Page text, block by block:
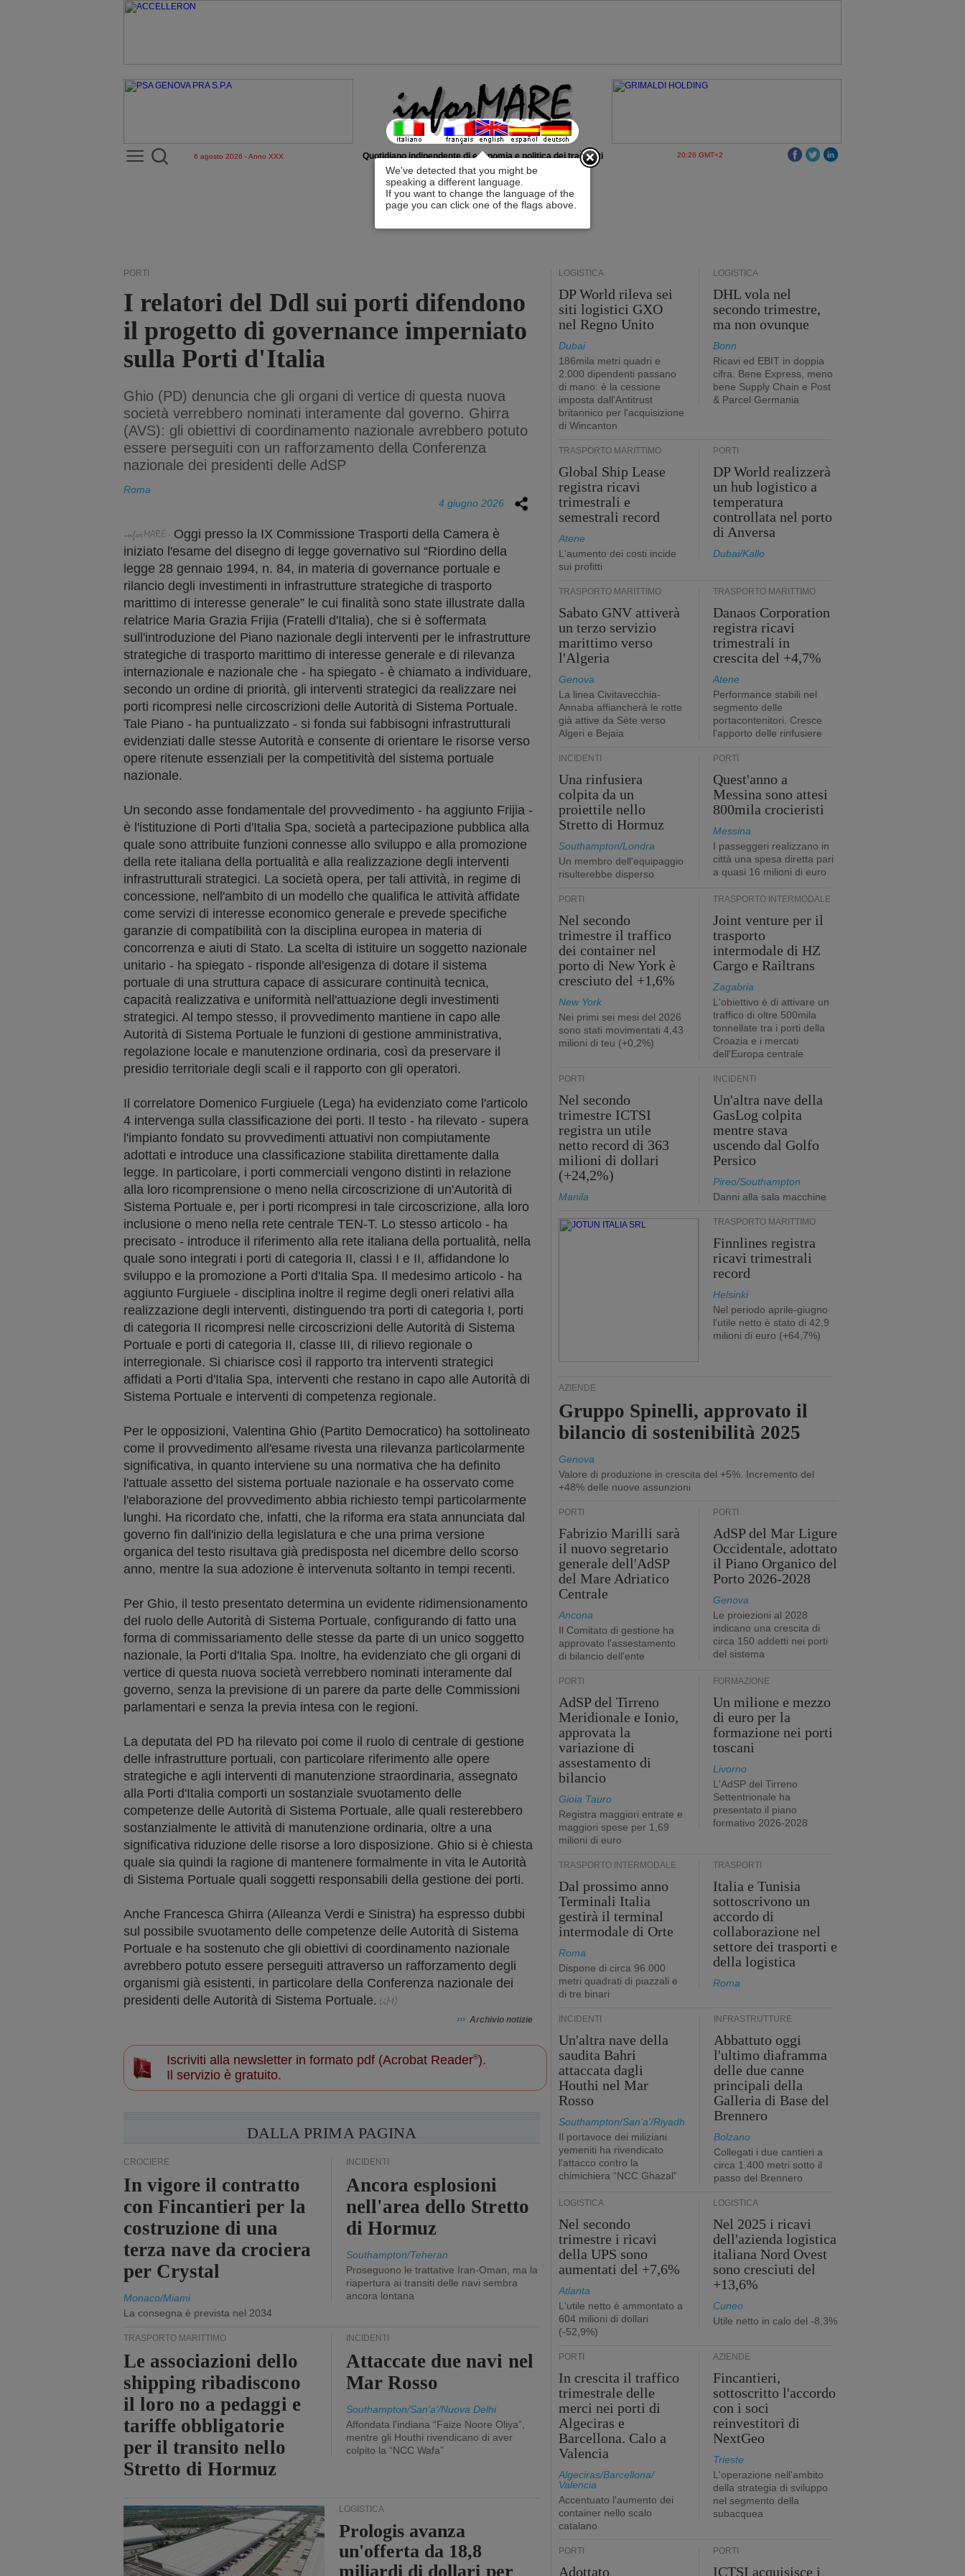
We've detected that you might be
speaking a different language.
If you want to change the language of the
page you can click one of the flags above.
x
6 agosto 2026 - Anno XXX Quotidiano indipendente di economia e politica dei trasporti 20:26 GMT+2
PORTI
I relatori del Ddl sui porti difendono
il progetto di governance imperniato
sulla Porti d'Italia
Ghio (PD) denuncia che gli organi di vertice di questa nuova
società verrebbero nominati interamente dal governo. Ghirra
(AVS): gli obiettivi di coordinamento nazionale avrebbero potuto
essere perseguiti con un rafforzamento della Conferenza
nazionale dei presidenti delle AdSP
Roma
4 giugno 2026
Oggi presso la IX Commissione Trasporti della Camera è
iniziato l'esame del disegno di legge governativo sul “Riordino della
legge 28 gennaio 1994, n. 84, in materia di governance portuale e
rilancio degli investimenti in infrastrutture strategiche di trasporto
marittimo di interesse generale” le cui finalità sono state illustrate dalla
relatrice Maria Grazia Frijia (Fratelli d'Italia), che si è soffermata
sull'introduzione del Piano nazionale degli interventi per le infrastrutture
strategiche di trasporto marittimo di interesse generale e di rilevanza
internazionale e nazionale che - ha spiegato - è chiamato a individuare,
secondo un ordine di priorità, gli interventi strategici da realizzare nei
porti ricompresi nelle circoscrizioni delle Autorità di Sistema Portuale.
Tale Piano - ha puntualizzato - si fonda sui fabbisogni infrastrutturali
evidenziati dalle stesse Autorità e consente di orientare le risorse verso
opere ritenute essenziali per la competitività del sistema portuale
nazionale.
Un secondo asse fondamentale del provvedimento - ha aggiunto Frijia -
è l'istituzione di Porti d'Italia Spa, società a partecipazione pubblica alla
quale sono attribuite funzioni connesse allo sviluppo e alla promozione
della rete italiana della portualità e alla realizzazione degli interventi
infrastrutturali strategici. La società opera, per tali attività, in regime di
concessione, nell'ambito di un modello che qualifica le attività affidate
come servizi di interesse economico generale e prevede specifiche
garanzie di compatibilità con la disciplina europea in materia di
concorrenza e aiuti di Stato. La scelta di istituire un soggetto nazionale
unitario - ha spiegato - risponde all'esigenza di dotare il sistema
portuale di una struttura capace di assicurare continuità tecnica,
capacità realizzativa e uniformità nell'attuazione degli investimenti
strategici. Al tempo stesso, il provvedimento mantiene in capo alle
Autorità di Sistema Portuale le funzioni di gestione amministrativa,
regolazione locale e manutenzione ordinaria, così da preservare il
presidio territoriale degli scali e il rapporto con gli operatori.
Il correlatore Domenico Furgiuele (Lega) ha evidenziato come l'articolo
4 intervenga sulla classificazione dei porti. Il testo - ha rilevato - supera
l'impianto fondato su provvedimenti attuativi non compiutamente
adottati e introduce una classificazione stabilita direttamente dalla
legge. In particolare, i porti commerciali vengono distinti in relazione
alla loro ricomprensione o meno nella circoscrizione di un'Autorità di
Sistema Portuale e, per i porti ricompresi in tale circoscrizione, alla loro
inclusione o meno nella rete centrale TEN-T. Lo stesso articolo - ha
precisato - introduce il riferimento alla rete italiana della portualità, nella
quale sono integrati i porti di categoria II, classi I e II, affidandone lo
sviluppo e la promozione a Porti d'Italia Spa. Il medesimo articolo - ha
aggiunto Furgiuele - disciplina inoltre il regime degli oneri relativi alla
realizzazione degli interventi, distinguendo tra porti di categoria I, porti
di categoria II ricompresi nelle circoscrizioni delle Autorità di Sistema
Portuale e porti di categoria II, classe III, di rilievo regionale o
interregionale. Si chiarisce così il rapporto tra interventi strategici
affidati a Porti d'Italia Spa, interventi che restano in capo alle Autorità di
Sistema Portuale e interventi di competenza regionale.
Per le opposizioni, Valentina Ghio (Partito Democratico) ha sottolineato
come il provvedimento all'esame rivesta una rilevanza particolarmente
significativa, in quanto interviene su una normativa che ha definito
l'attuale assetto del sistema portuale nazionale e ha osservato come
l'elaborazione del provvedimento abbia richiesto tempi particolarmente
lunghi. Ha ricordato che, infatti, che la riforma era stata annunciata dal
governo fin dall'inizio della legislatura e che una prima versione
organica del testo risultava già predisposta nel dicembre dello scorso
anno, mentre la sua adozione è intervenuta soltanto in tempi recenti.
Per Ghio, il testo presentato determina un evidente ridimensionamento
del ruolo delle Autorità di Sistema Portuale, configurando di fatto una
forma di commissariamento delle stesse da parte di un unico soggetto
nazionale, la Porti d'Italia Spa. Inoltre, ha evidenziato che gli organi di
vertice di questa nuova società verrebbero nominati interamente dal
governo, senza la previsione di un parere da parte delle Commissioni
parlamentari e senza la previa intesa con le regioni.
La deputata del PD ha rilevato poi come il ruolo di centrale di gestione
delle infrastrutture portuali, con particolare riferimento alle opere
strategiche e agli interventi di manutenzione straordinaria, assegnato
alla Porti d'Italia comporti un sostanziale svuotamento delle
competenze delle Autorità di Sistema Portuale, alle quali resterebbero
sostanzialmente le attività di manutenzione ordinaria, oltre a una
significativa riduzione delle risorse a loro disposizione. Ghio si è chiesta
quale sia quindi la ragione di mantenere formalmente in vita le Autorità
di Sistema Portuale quali soggetti responsabili della gestione dei porti.
Anche Francesca Ghirra (Alleanza Verdi e Sinistra) ha espresso dubbi
sul possibile svuotamento delle competenze delle Autorità di Sistema
Portuale e ha sostenuto che gli obiettivi di coordinamento nazionale
avrebbero potuto essere perseguiti attraverso un rafforzamento degli
organismi già esistenti, in particolare della Conferenza nazionale dei
presidenti delle Autorità di Sistema Portuale.
››› Archivio notizie
Iscriviti alla newsletter in formato pdf (Acrobat Reader®).
Il servizio è gratuito.
DALLA PRIMA PAGINA
CROCIERE
In vigore il contratto
con Fincantieri per la
costruzione di una
terza nave da crociera
per Crystal
Monaco/Miami
La consegna è prevista nel 2034
INCIDENTI
Ancora esplosioni
nell'area dello Stretto
di Hormuz
Southampton/Teheran
Proseguono le trattative Iran-Oman, ma la
riapertura ai transiti delle navi sembra
ancora lontana
TRASPORTO MARITTIMO
Le associazioni dello
shipping ribadiscono
il loro no a pedaggi e
tariffe obbligatorie
per il transito nello
Stretto di Hormuz
INCIDENTI
Attaccate due navi nel
Mar Rosso
Southampton/San'a'/Nuova Delhi
Affondata l'indiana “Faize Noore Oliya”,
mentre gli Houthi rivendicano di aver
colpito la “NCC Wafa”
LOGISTICA
Prologis avanza
un'offerta da 18,8
miliardi di dollari per
LOGISTICA
DP World rileva sei
siti logistici GXO
nel Regno Unito
Dubai
186mila metri quadri e
2.000 dipendenti passano
di mano: è la cessione
imposta dall'Antitrust
britannico per l'acquisizione
di Wincanton
LOGISTICA
DHL vola nel
secondo trimestre,
ma non ovunque
Bonn
Ricavi ed EBIT in doppia
cifra. Bene Express, meno
bene Supply Chain e Post
& Parcel Germania
TRASPORTO MARITTIMO
Global Ship Lease
registra ricavi
trimestrali e
semestrali record
Atene
L'aumento dei costi incide
sui profitti
PORTI
DP World realizzerà
un hub logistico a
temperatura
controllata nel porto
di Anversa
Dubai/Kallo
TRASPORTO MARITTIMO
Sabato GNV attiverà
un terzo servizio
marittimo verso
l'Algeria
Genova
La linea Civitavecchia-
Annaba affiancherà le rotte
già attive da Sète verso
Algeri e Bejaia
TRASPORTO MARITTIMO
Danaos Corporation
registra ricavi
trimestrali in
crescita del +4,7%
Atene
Performance stabili nel
segmento delle
portacontenitori. Cresce
l'apporto delle rinfusiere
INCIDENTI
Una rinfusiera
colpita da un
proiettile nello
Stretto di Hormuz
Southampton/Londra
Un membro dell'equipaggio
risulterebbe disperso
PORTI
Quest'anno a
Messina sono attesi
800mila crocieristi
Messina
I passeggeri realizzano in
città una spesa diretta pari
a quasi 16 milioni di euro
PORTI
Nel secondo
trimestre il traffico
dei container nel
porto di New York è
cresciuto del +1,6%
New York
Nei primi sei mesi del 2026
sono stati movimentati 4,43
milioni di teu (+0,2%)
TRASPORTO INTERMODALE
Joint venture per il
trasporto
intermodale di HZ
Cargo e Railtrans
Zagabria
L'obiettivo è di attivare un
traffico di oltre 500mila
tonnellate tra i porti della
Croazia e i mercati
dell'Europa centrale
PORTI
Nel secondo
trimestre ICTSI
registra un utile
netto record di 363
milioni di dollari
(+24,2%)
Manila
INCIDENTI
Un'altra nave della
GasLog colpita
mentre stava
uscendo dal Golfo
Persico
Pireo/Southampton
Danni alla sala macchine
TRASPORTO MARITTIMO
Finnlines registra
ricavi trimestrali
record
Helsinki
Nel periodo aprile-giugno
l'utile netto è stato di 42,9
milioni di euro (+64,7%)
AZIENDE
Gruppo Spinelli, approvato il
bilancio di sostenibilità 2025
Genova
Valore di produzione in crescita del +5%. Incremento del
+48% delle nuove assunzioni
PORTI
Fabrizio Marilli sarà
il nuovo segretario
generale dell'AdSP
del Mare Adriatico
Centrale
Ancona
Il Comitato di gestione ha
approvato l'assestamento
di bilancio dell'ente
PORTI
AdSP del Mar Ligure
Occidentale, adottato
il Piano Organico del
Porto 2026-2028
Genova
Le proiezioni al 2028
indicano una crescita di
circa 150 addetti nei porti
del sistema
PORTI
AdSP del Tirreno
Meridionale e Ionio,
approvata la
variazione di
assestamento di
bilancio
Gioia Tauro
Registra maggiori entrate e
maggiori spese per 1,69
milioni di euro
FORMAZIONE
Un milione e mezzo
di euro per la
formazione nei porti
toscani
Livorno
L'AdSP del Tirreno
Settentrionale ha
presentato il piano
formativo 2026-2028
TRASPORTO INTERMODALE
Dal prossimo anno
Terminali Italia
gestirà il terminal
intermodale di Orte
Roma
Dispone di circa 96.000
metri quadrati di piazzali e
di tre binari
TRASPORTI
Italia e Tunisia
sottoscrivono un
accordo di
collaborazione nel
settore dei trasporti e
della logistica
Roma
INCIDENTI
Un'altra nave della
saudita Bahri
attaccata dagli
Houthi nel Mar
Rosso
Southampton/San'a'/Riyadh
Il portavoce dei miliziani
yemeniti ha rivendicato
l'attacco contro la
chimichiera “NCC Ghazal”
INFRASTRUTTURE
Abbattuto oggi
l'ultimo diaframma
delle due canne
principali della
Galleria di Base del
Brennero
Bolzano
Collegati i due cantieri a
circa 1.400 metri sotto il
passo del Brennero
LOGISTICA
Nel secondo
trimestre i ricavi
della UPS sono
aumentati del +7,6%
Atlanta
L'utile netto è ammontato a
604 milioni di dollari
(-52,9%)
LOGISTICA
Nel 2025 i ricavi
dell'azienda logistica
italiana Nord Ovest
sono cresciuti del
+13,6%
Cuneo
Utile netto in calo del -8,3%
PORTI
In crescita il traffico
trimestrale delle
merci nei porti di
Algeciras e
Barcellona. Calo a
Valencia
Algeciras/Barcellona/
Valencia
Accentuato l'aumento dei
container nello scalo
catalano
AZIENDE
Fincantieri,
sottoscritto l'accordo
con i soci
reinvestitori di
NextGeo
Trieste
L'operazione nell'ambito
della strategia di sviluppo
nel segmento della
subacquea
PORTI
Adottato
PORTI
ICTSI acquisisce i